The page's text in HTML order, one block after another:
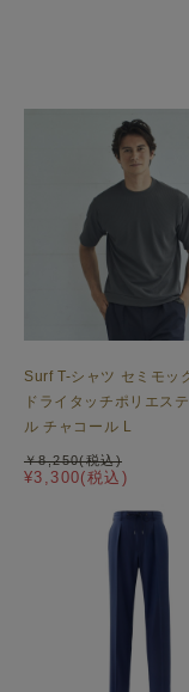
Surf T-シャツ セミモッ
ドライタッチポリエス
ル チャコール L
¥3,300(税込)
￥8,250(税込)